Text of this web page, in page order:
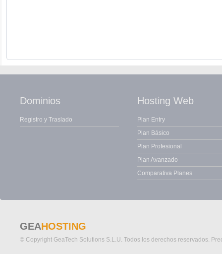
Dominios
Registro y Traslado
Hosting Web
Plan Entry
Plan Básico
Plan Profesional
Plan Avanzado
Comparativa Planes
GEAHOSTING
© Copyright GeaTech Solutions S.L.U. Todos los derechos reservados.